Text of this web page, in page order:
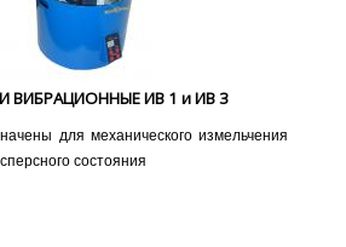
ВИБРАЦИОННЫЕ ИВ 1 и ИВ 3
для механического измельчения
состояния